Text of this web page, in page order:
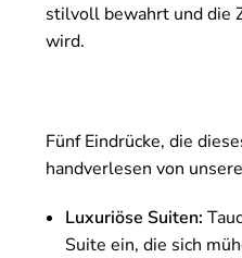
stilvoll bewahrt und die
wird.
Fünf Eindrücke, die
handverlesen von
Luxuriöse Suiten:
Suite ein, die sich